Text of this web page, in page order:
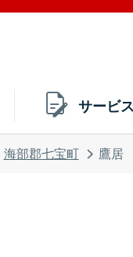
サービ
海部郡七宝町 鷹居